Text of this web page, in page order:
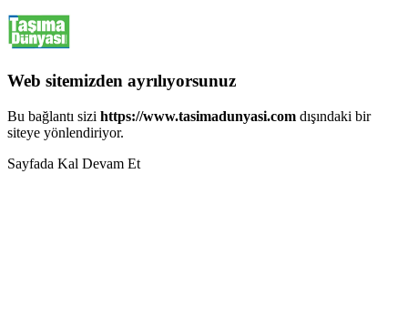
Web sitemizden ayrılıyorsunuz
Bu bağlantı sizi https://www.tasimadunyasi.com dışındaki bir
siteye yönlendiriyor.
Sayfada Kal Devam Et